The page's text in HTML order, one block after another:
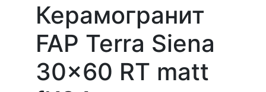
Керамогранит
FAP Terra Siena
30x60 RT matt